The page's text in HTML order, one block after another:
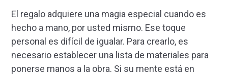
El regalo adquiere una magia especial cuando es
hecho a mano, por usted mismo. Ese toque
personal es difícil de igualar. Para crearlo, es
necesario establecer una lista de materiales para
ponerse manos a la obra. Si su mente está en